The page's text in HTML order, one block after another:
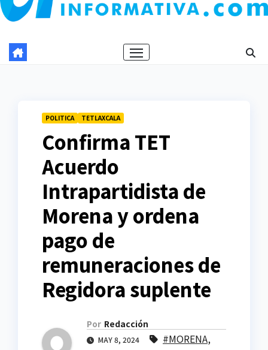
POLITICA TETLAXCALA
Confirma TET
Acuerdo
Intrapartidista de
Morena y ordena
pago de
remuneraciones de
Regidora suplente
Por Redacción
MAY 8, 2024 #MORENA,